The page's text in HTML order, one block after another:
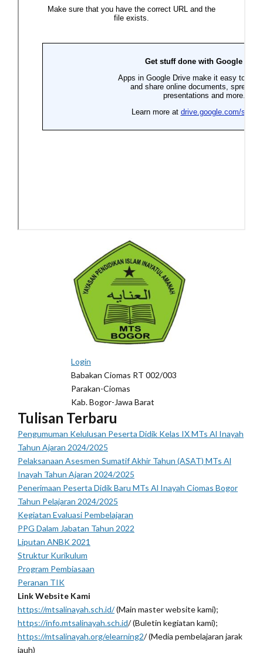
Login
Babakan Ciomas RT 002/003
Parakan-Ciomas
Kab. Bogor-Jawa Barat
Tulisan Terbaru
Pengumuman Kelulusan Peserta Didik Kelas IX MTs Al Inayah
Tahun Ajaran 2024/2025
Pelaksanaan Asesmen Sumatif Akhir Tahun (ASAT) MTs Al
Inayah Tahun Ajaran 2024/2025
Penerimaan Peserta Didik Baru MTs Al Inayah Ciomas Bogor
Tahun Pelajaran 2024/2025
Kegiatan Evaluasi Pembelajaran
PPG Dalam Jabatan Tahun 2022
Liputan ANBK 2021
Struktur Kurikulum
Program Pembiasaan
Peranan TIK
Link Website Kami
https://mtsalinayah.sch.id/(Main master website kami);
https://info.mtsalinayah.sch.id/ (Buletin kegiatan kami);
https://mtsalinayah.org/elearning2/ (Media pembelajaran jarak
jauh)